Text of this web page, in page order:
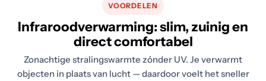
VOORDELEN
Infraroodverwarming: slim, zuinig en
direct comfortabel
Zonachtige stralingswarmte zónder UV. Je verwarmt
objecten in plaats van lucht — daardoor voelt het sneller